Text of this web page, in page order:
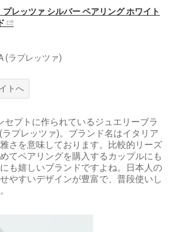
レッツァ シルバー ペアリング ホワイト
(ラプレッツァ)
トへ
セプトに作られているジュエリーブラ
ラプレッツァ)。ブランド名はイタリア
さを意味しております。比較的リーズ
てペアリングを購入するカップルにも
も嬉しいブランドですよね。日本人の
やすいデザインが豊富で、普段使いし